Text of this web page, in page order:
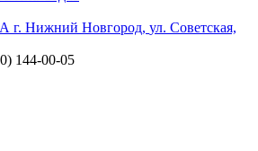
г. Нижний Новгород, ул. Советская,
144-00-05